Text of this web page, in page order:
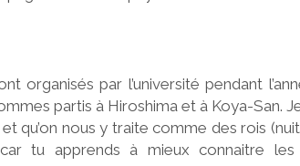
organisés par l’université pendant
partis à Hiroshima et à Koya-San.
qu’on nous y traite comme des rois
tu apprends à mieux connaitre